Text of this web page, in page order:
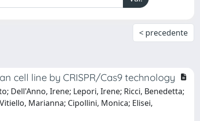
< precedente
cell line by CRISPR/Cas9 technology
Dell'Anno, Irene; Lepori, Irene; Ricci, Benedetta;
Marianna; Cipollini, Monica; Elisei,